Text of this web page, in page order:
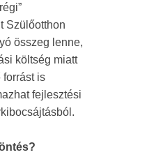
Szülőotthon
összeg lenne,
költség miatt
forrást is
fejlesztési